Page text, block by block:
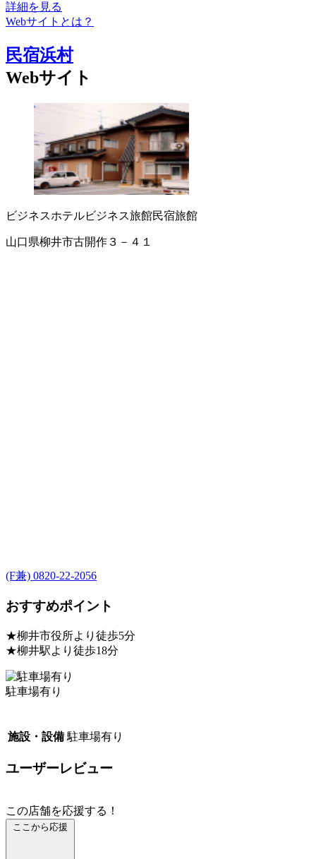
詳細を見る
Webサイトとは？
民宿浜村
Webサイト
ビジネスホテルビジネス旅館民宿旅館
山口県柳井市古開作３－４１
(F兼) 0820-22-2056
おすすめポイント
★柳井市役所より徒歩5分
★柳井駅より徒歩18分
駐車場有り
施設・設備 駐車場有り
ユーザーレビュー
この店舗を応援する！
ここから応援